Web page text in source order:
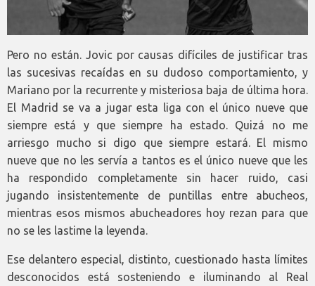
Pero no están. Jovic por causas difíciles de justificar tras
las sucesivas recaídas en su dudoso comportamiento, y
Mariano por la recurrente y misteriosa baja de última hora.
El Madrid se va a jugar esta liga con el único nueve que
siempre está y que siempre ha estado. Quizá no me
arriesgo mucho si digo que siempre estará. El mismo
nueve que no les servía a tantos es el único nueve que les
ha respondido completamente sin hacer ruido, casi
jugando insistentemente de puntillas entre abucheos,
mientras esos mismos abucheadores hoy rezan para que
no se les lastime la leyenda.
Ese delantero especial, distinto, cuestionado hasta límites
desconocidos está sosteniendo e iluminando al Real